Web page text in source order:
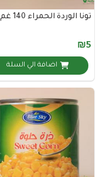
الحمراء 140 غم
اضافة الي السلة